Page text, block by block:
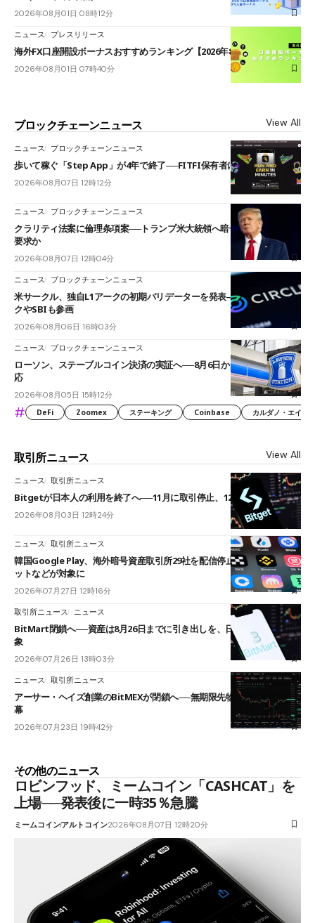
2026年08月01日 08時12分
ニュース プレスリリース
海外FX口座開設ボーナスおすすめランキング【2026年8月最新】
2026年08月01日 07時40分
ブロックチェーンニュース View All
ニュース ブロックチェーンニュース
歩いて稼ぐ「Step App」が4年で終了──FITFI保有者に対応呼びかけ
2026年08月07日 12時12分
ニュース ブロックチェーンニュース
クラリティ法案に倫理条項案──トランプ米大統領へ暗号資産事業の売却
要求か
2026年08月07日 12時04分
ニュース ブロックチェーンニュース
米サークル、独自L1アークの初期バリデーターを発表――ブラックロッ
クやSBIも参画
2026年08月06日 16時03分
ニュース ブロックチェーンニュース
ローソン、ステーブルコイン決済の実証へ──8月6日からJPYCやUSDC対
応
2026年08月05日 15時12分
# DeFi Zoomex ステーキング Coinbase カルダノ・エイ
取引所ニュース View All
ニュース 取引所ニュース
Bitgetが日本人の利用を終了へ──11月に取引停止、12月末に強制決済
2026年08月03日 12時24分
ニュース 取引所ニュース
韓国Google Play、海外暗号資産取引所29社を配信停止──OKXやバイビ
ットなどが対象に
2026年07月27日 12時16分
取引所ニュース ニュース
BitMart閉鎖へ──資産は8月26日までに引き出しを、日本人利用者も対
象
2026年07月26日 13時03分
ニュース 取引所ニュース
アーサー・ヘイズ創業のBitMEXが閉鎖へ──無期限先物を生んだ11年に
幕
2026年07月23日 19時42分
その他のニュース
ロビンフッド、ミームコイン「CASHCAT」を
上場──発表後に一時35％急騰
ミームコインアルトコイン2026年08月07日 12時20分